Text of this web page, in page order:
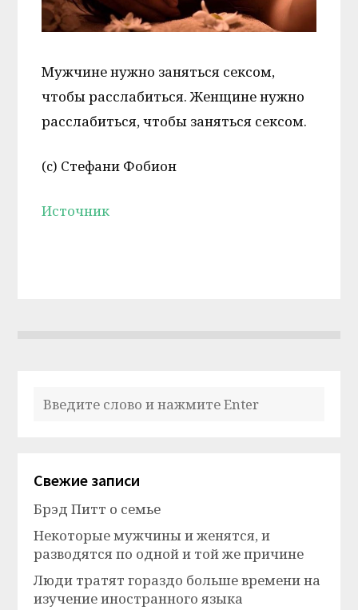
Мужчине нужно заняться сексом,
чтобы расслабиться. Женщине нужно
расслабиться, чтобы заняться сексом.
(c) Стефани Фобион
Источник
Свежие записи
Брэд Питт о семье
Некоторые мужчины и женятся, и
разводятся по одной и той же причине
Люди тратят гораздо больше времени на
изучение иностранного языка